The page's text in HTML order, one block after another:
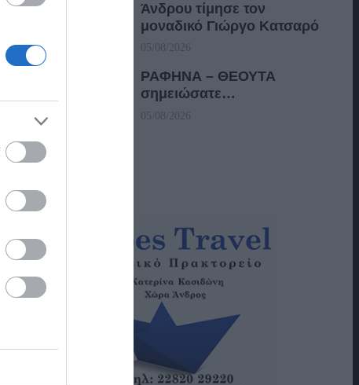
Άνδρου τίμησε τον
μοναδικό Γιώργο Κατσαρό
05/08/2026
ΡΑΦΗΝΑ – ΘΕΟΥΤΑ
σημειώσατε…
05/08/2026